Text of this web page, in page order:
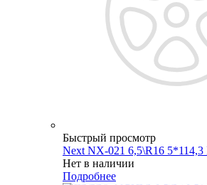
Быстрый просмотр
Next NX-021 6,5\R16 5*114,3
Нет в наличии
Подробнее